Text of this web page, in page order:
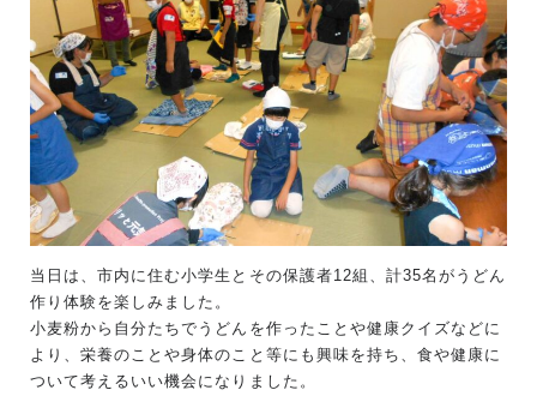
当日は、市内に住む小学生とその保護者12組、計35名がうどん
作り体験を楽しみました。
小麦粉から自分たちでうどんを作ったことや健康クイズなどに
より、栄養のことや身体のこと等にも興味を持ち、食や健康に
ついて考えるいい機会になりました。